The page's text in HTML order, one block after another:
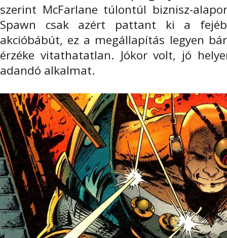
szerint McFarlane túlontúl biznisz-
Spawn csak azért pattant ki a
akcióbábút, ez a megállapítás legyen
érzéke vitathatatlan. Jókor volt, jó
adandó alkalmat.